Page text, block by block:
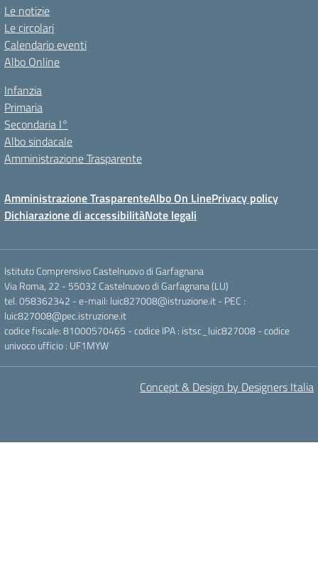
Le notizie
Le circolari
Calendario eventi
Albo Online
Infanzia
Primaria
Secondaria I°
Albo sindacale
Amministrazione Trasparente
Amministrazione TrasparenteAlbo On LinePrivacy policy
Dichiarazione di accessibilitàNote legali
Istituto Comprensivo Castelnuovo di Garfagnana
Via Roma, 22 - 55032 Castelnuovo di Garfagnana (LU)
tel. 058362342 - e-mail: luic827008@istruzione.it - PEC :
luic827008@pec.istruzione.it
codice fiscale: 81000570465 - codice IPA : istsc_luic827008 - codice
univoco ufficio : UF1MYW
Concept & Design by Designers Italia